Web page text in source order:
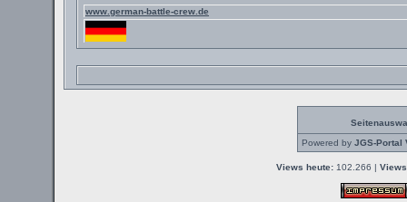
www.german-battle-crew.de
Powered by JGS-Portal
Views heute: 102.266 |